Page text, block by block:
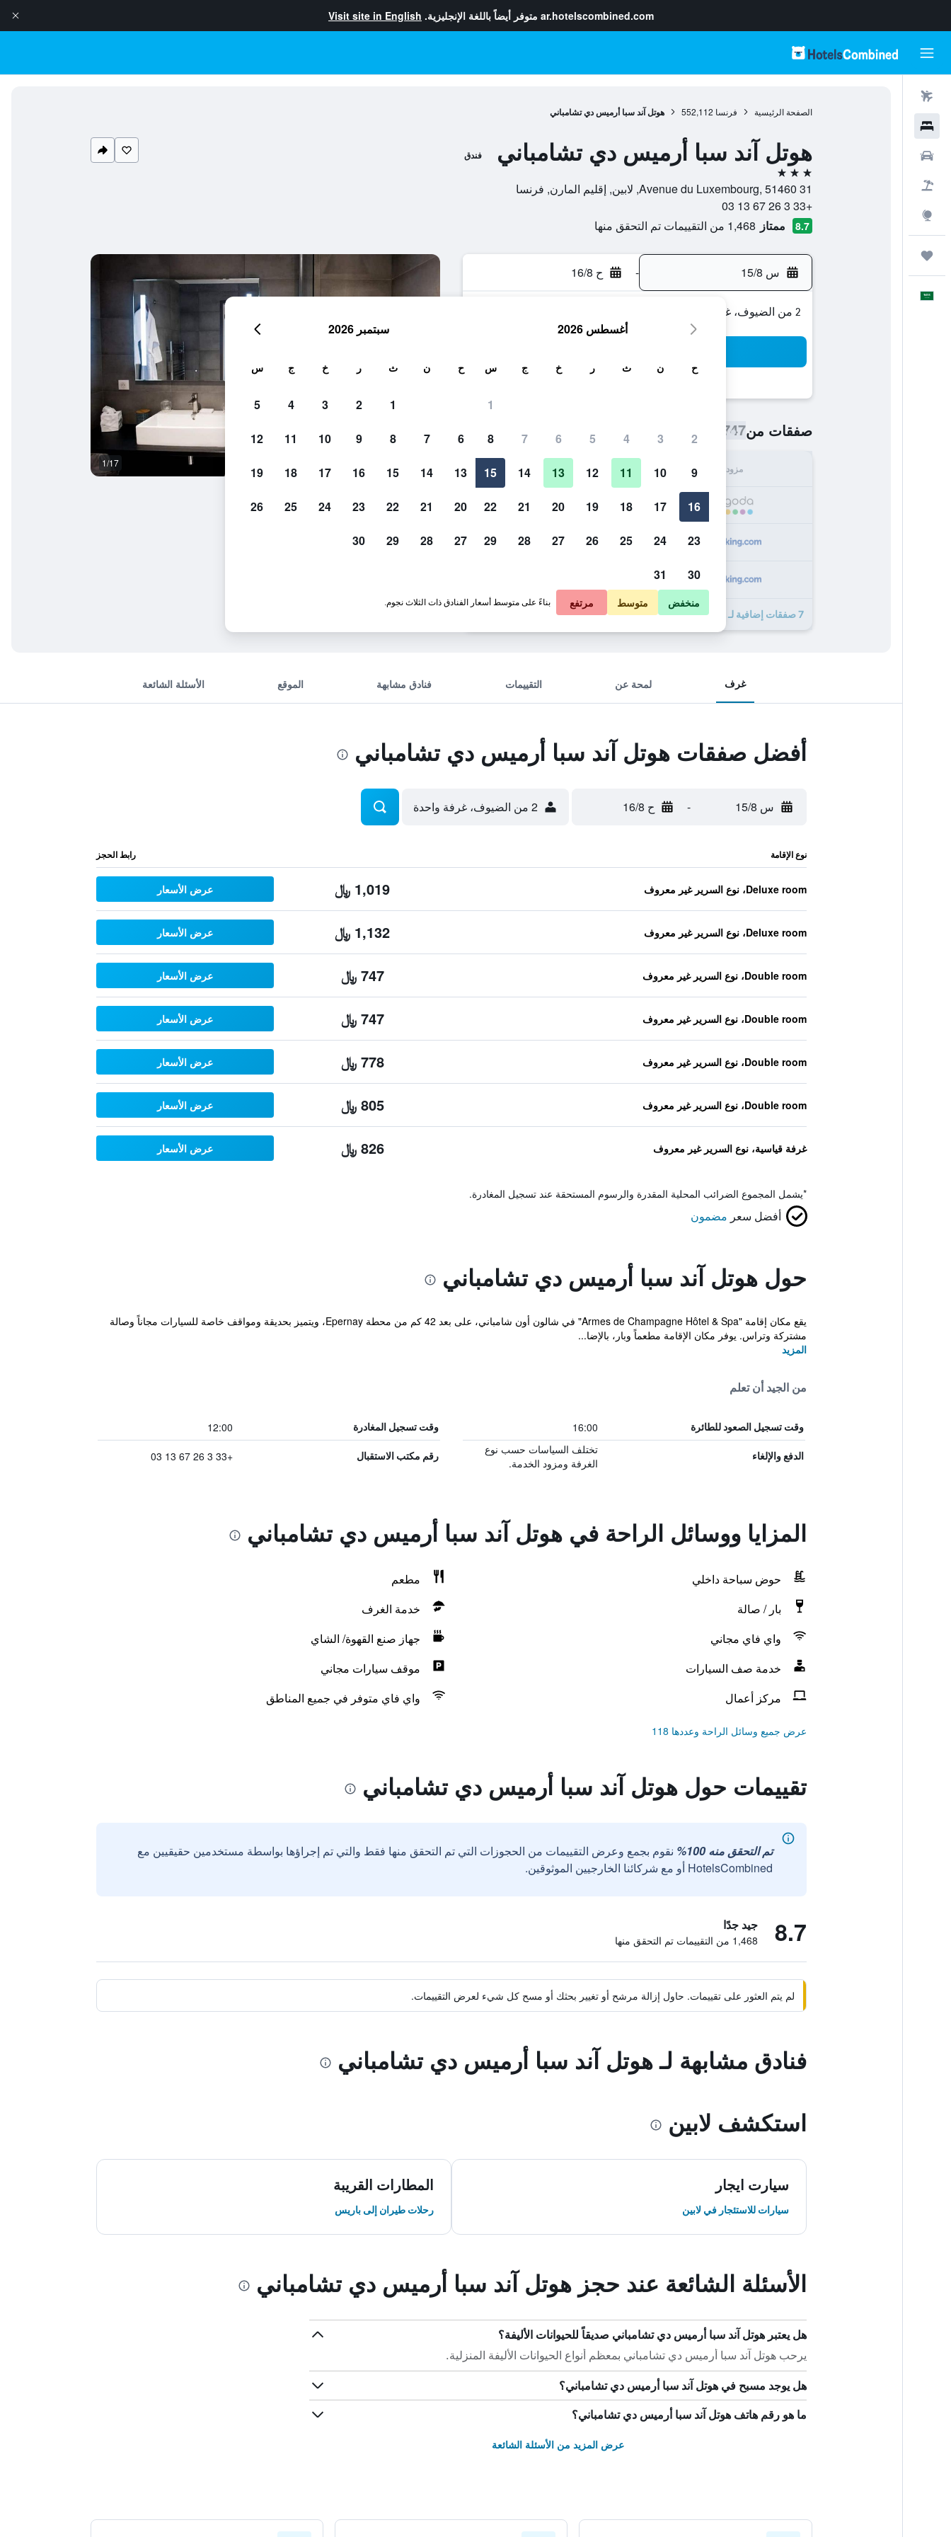
ar.hotelscombined.com متوفر أيضاً باللغة الإنجليزية. Visit site in English
الصفحة الرئيسية فرنسا 552,112 هوتل آند سبا أرميس دي تشامباني
هوتل آند سبا أرميس دي تشامباني فندق
3 نجوم
31 Avenue du Luxembourg, 51460, لابين, إقليم المارن, فرنسا
+33 3 26 67 13 03
8.7 ممتاز 1,468 من التقييمات تم التحقق منها
س 15/8 - ح 16/8
2 من الضيوف، غرفة واحدة
صفقات من747 ﷼
مزود الإجمالي في الليلة
747 ﷼ عرض الصفقة
747 ﷼ عرض الصفقة
7 صفقات إضافية لـ هوتل آند سبا أرميس دي تشامباني
1/17
صور لـ هوتل آند سبا أرميس دي تشامباني
غرف لمحة عن التقييمات فنادق مشابهة الموقع الأسئلة الشائعة
أفضل صفقات هوتل آند سبا أرميس دي تشامباني
س 15/8 - ح 16/8 2 من الضيوف، غرفة واحدة
نوع الإقامة رابط الحجز
Deluxe room، نوع السرير غير معروف 1,019 ﷼ عرض الأسعار
Deluxe room، نوع السرير غير معروف 1,132 ﷼ عرض الأسعار
Double room، نوع السرير غير معروف 747 ﷼ عرض الأسعار
Double room، نوع السرير غير معروف 747 ﷼ عرض الأسعار
Double room، نوع السرير غير معروف 778 ﷼ عرض الأسعار
Double room، نوع السرير غير معروف 805 ﷼ عرض الأسعار
غرفة قياسية، نوع السرير غير معروف 826 ﷼ عرض الأسعار
*يشمل المجموع الضرائب المحلية المقدرة والرسوم المستحقة عند تسجيل المغادرة.
أفضل سعر مضمون
حول هوتل آند سبا أرميس دي تشامباني
يقع مكان إقامة "Armes de Champagne Hôtel & Spa" في شالون أون شامباني، على بعد 42 كم من محطة Epernay، ويتميز بحديقة ومواقف خاصة للسيارات مجاناً وصالة
مشتركة وتراس. يوفر مكان الإقامة مطعماً وبار، بالإضا...
المزيد
من الجيد أن تعلم
وقت تسجيل الصعود للطائرة 16:00 وقت تسجيل المغادرة 12:00
الدفع والإلغاء
تختلف السياسات حسب نوع
الغرفة ومزود الخدمة.
رقم مكتب الاستقبال +33 3 26 67 13 03
المزايا ووسائل الراحة في هوتل آند سبا أرميس دي تشامباني
حوض سباحة داخلي
مطعم
بار / صالة
خدمة الغرف
واي فاي مجاني
جهاز صنع القهوة/ الشاي
خدمة صف السيارات
موقف سيارات مجاني
مركز أعمال
واي فاي متوفر في جميع المناطق
عرض جميع وسائل الراحة وعددها 118
تقييمات حول هوتل آند سبا أرميس دي تشامباني
تم التحقق منه 100%
نقوم بجمع وعرض التقييمات من الحجوزات التي تم التحقق منها فقط والتي تم إجراؤها بواسطة مستخدمين حقيقيين مع
HotelsCombined أو مع شركائنا الخارجيين الموثوقين.
8.7 جيد جدًا
1,468 من التقييمات تم التحقق منها
لم يتم العثور على تقييمات. حاول إزالة مرشح أو تغيير بحثك أو مسح كل شيء لعرض التقييمات.
فنادق مشابهة لـ هوتل آند سبا أرميس دي تشامباني
استكشف لابين
سيارت ايجار
سيارات للاستئجار في لابين
المطارات القريبة
رحلات طيران إلى باريس
الأسئلة الشائعة عند حجز هوتل آند سبا أرميس دي تشامباني
هل يعتبر هوتل آند سبا أرميس دي تشامباني صديقاً للحيوانات الأليفة؟
يرحب هوتل آند سبا أرميس دي تشامباني بمعظم أنواع الحيوانات الأليفة المنزلية.
هل يوجد مسبح في هوتل آند سبا أرميس دي تشامباني؟
ما هو رقم هاتف هوتل آند سبا أرميس دي تشامباني؟
عرض المزيد من الأسئلة الشائعة
أغسطس 2026
ح ن ث ر خ ج س
1
2
3
4
5
6
7
8
9
10
11
12
13
14
15
16
17
18
19
20
21
22
23
24
25
26
27
28
29
30
31
سبتمبر 2026
ح ن ث ر خ ج س
1
2
3
4
5
6
7
8
9
10
11
12
13
14
15
16
17
18
19
20
21
22
23
24
25
26
27
28
29
30
منخفض متوسط مرتفع بناءً على متوسط أسعار الفنادق ذات الثلاث نجوم.